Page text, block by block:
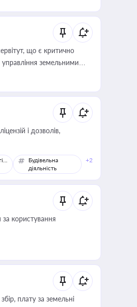
що є критично
земельними
і дозволів,
Торгівля
Будівельна
діяльність
+2
за користування
плату за земельні